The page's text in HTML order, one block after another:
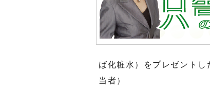
ば化粧水）をプレゼント
当者）